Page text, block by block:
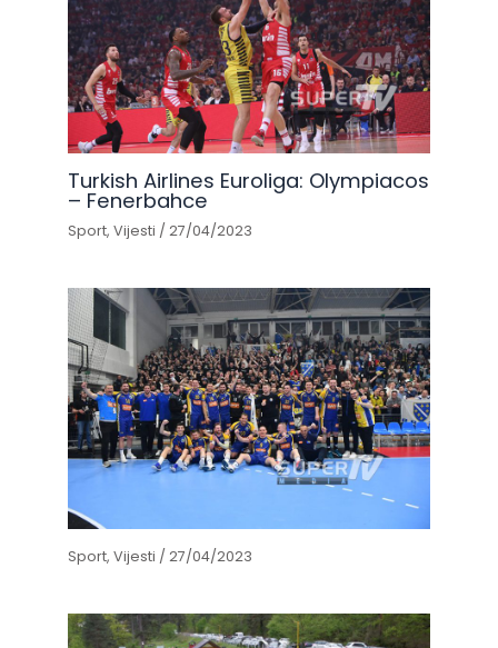
Turkish Airlines Euroliga: Olympiacos
– Fenerbahce
Sport,Vijesti /27/04/2023
Sport,Vijesti /27/04/2023